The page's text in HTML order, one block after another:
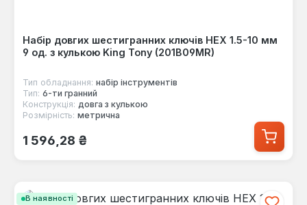
Набір довгих шестигранних ключів HEX 1.5-10 мм
9 од. з кулькою King Tony (201B09MR)
Тип обладнання: набір інструментів
Тип: 6-ти гранний
Конструкція: довга з кулькою
Розмірність: метрична
Звичайна ціна:
1 596,28 ₴
В наявності